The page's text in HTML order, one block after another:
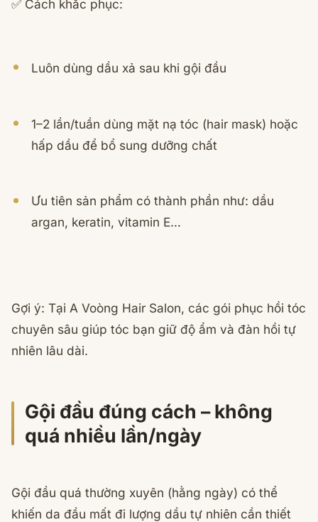
✅ Cách khắc phục:
Luôn dùng dầu xả sau khi gội đầu
1–2 lần/tuần dùng mặt nạ tóc (hair mask) hoặc
hấp dầu để bổ sung dưỡng chất
Ưu tiên sản phẩm có thành phần như: dầu
argan, keratin, vitamin E…
Gợi ý: Tại A Voòng Hair Salon, các gói phục hồi tóc
chuyên sâu giúp tóc bạn giữ độ ẩm và đàn hồi tự
nhiên lâu dài.
Gội đầu đúng cách – không
quá nhiều lần/ngày
Gội đầu quá thường xuyên (hằng ngày) có thể
khiến da đầu mất đi lượng dầu tự nhiên cần thiết